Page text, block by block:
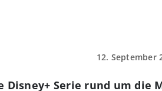
12. September
Disney+ Serie rund um die